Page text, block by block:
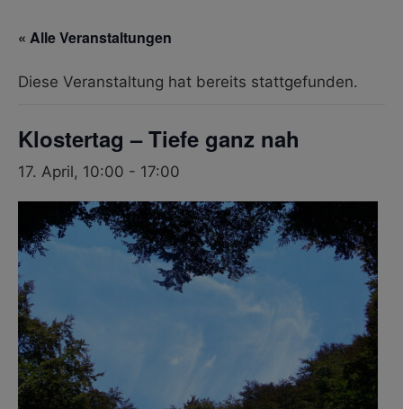
« Alle Veranstaltungen
Diese Veranstaltung hat bereits stattgefunden.
Klostertag – Tiefe ganz nah
17. April, 10:00 - 17:00